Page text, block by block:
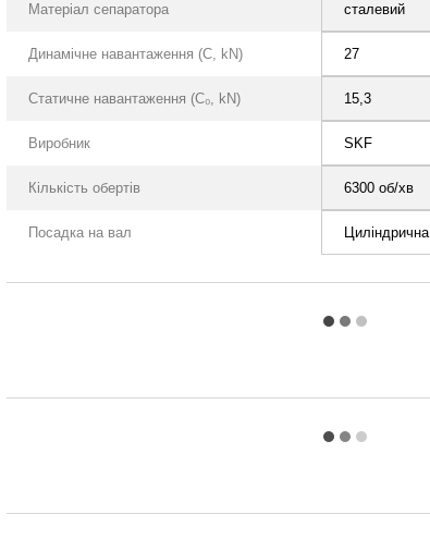
Матеріал сепаратора сталевий
Динамічне навантаження (С, kN) 27
Статичне навантаження (С₀, kN) 15,3
Виробник SKF
Кількість обертів 6300 об/хв
Посадка на вал Циліндрична